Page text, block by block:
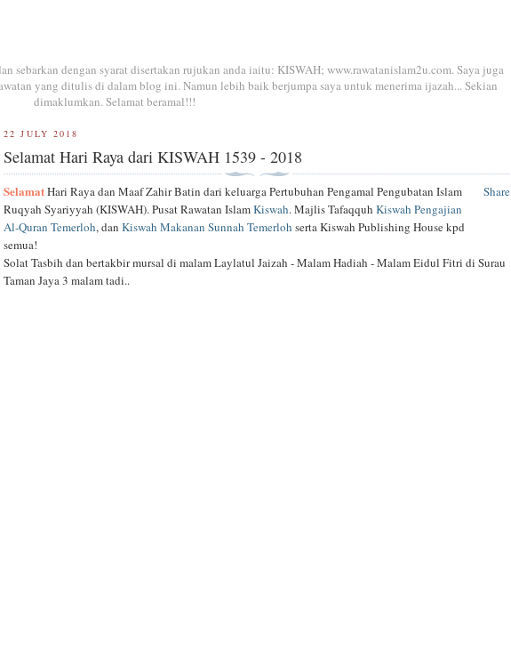
sebarkan dengan syarat disertakan rujukan anda iaitu: KISWAH; www.rawatanislam2u.com. Saya juga
yang ditulis di dalam blog ini. Namun lebih baik berjumpa saya untuk menerima ijazah... Sekian
dimaklumkan. Selamat beramal!!!
22 JULY 2018
Selamat Hari Raya dari KISWAH 1539 - 2018
Share
SelamatHari Raya dan Maaf Zahir Batin dari keluarga Pertubuhan Pengamal Pengubatan Islam
Ruqyah Syariyyah (KISWAH). Pusat Rawatan IslamKiswah. Majlis TafaqquhKiswah Pengajian
Al-Quran Temerloh, danKiswah Makanan Sunnah Temerloh serta Kiswah Publishing House kpd
semua!
Solat Tasbih dan bertakbir mursal di malam Laylatul Jaizah - Malam Hadiah - Malam Eidul Fitri di Surau
Taman Jaya 3 malam tadi..